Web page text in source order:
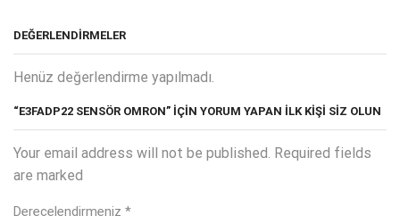
DEĞERLENDIRMELER
Henüz değerlendirme yapılmadı.
“E3FADP22 SENSÖR OMRON” IÇIN YORUM YAPAN ILK KIŞI SIZ OLUN
Your email address will not be published. Required fields
are marked
Derecelendirmeniz *